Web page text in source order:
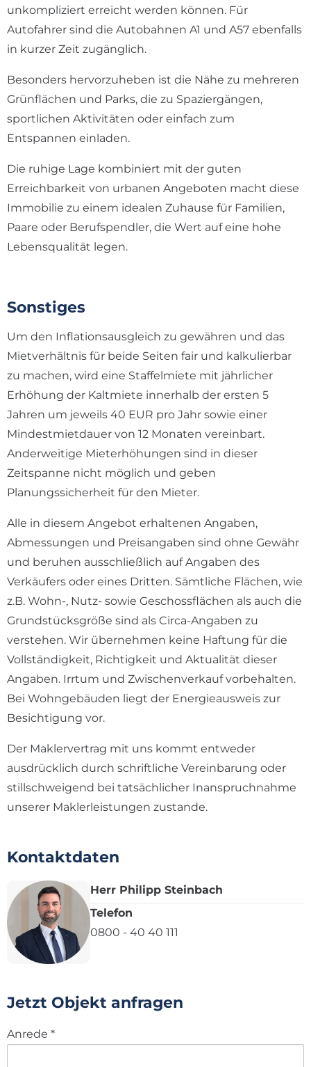
unkompliziert erreicht werden können. Für
Autofahrer sind die Autobahnen A1 und A57 ebenfalls
in kurzer Zeit zugänglich.
Besonders hervorzuheben ist die Nähe zu mehreren
Grünflächen und Parks, die zu Spaziergängen,
sportlichen Aktivitäten oder einfach zum
Entspannen einladen.
Die ruhige Lage kombiniert mit der guten
Erreichbarkeit von urbanen Angeboten macht diese
Immobilie zu einem idealen Zuhause für Familien,
Paare oder Berufspendler, die Wert auf eine hohe
Lebensqualität legen.
Sonstiges
Um den Inflationsausgleich zu gewähren und das
Mietverhältnis für beide Seiten fair und kalkulierbar
zu machen, wird eine Staffelmiete mit jährlicher
Erhöhung der Kaltmiete innerhalb der ersten 5
Jahren um jeweils 40 EUR pro Jahr sowie einer
Mindestmietdauer von 12 Monaten vereinbart.
Anderweitige Mieterhöhungen sind in dieser
Zeitspanne nicht möglich und geben
Planungssicherheit für den Mieter.
Alle in diesem Angebot erhaltenen Angaben,
Abmessungen und Preisangaben sind ohne Gewähr
und beruhen ausschließlich auf Angaben des
Verkäufers oder eines Dritten. Sämtliche Flächen, wie
z.B. Wohn-, Nutz- sowie Geschossflächen als auch die
Grundstücksgröße sind als Circa-Angaben zu
verstehen. Wir übernehmen keine Haftung für die
Vollständigkeit, Richtigkeit und Aktualität dieser
Angaben. Irrtum und Zwischenverkauf vorbehalten.
Bei Wohngebäuden liegt der Energieausweis zur
Besichtigung vor.
Der Maklervertrag mit uns kommt entweder
ausdrücklich durch schriftliche Vereinbarung oder
stillschweigend bei tatsächlicher Inanspruchnahme
unserer Maklerleistungen zustande.
Kontaktdaten
Herr Philipp Steinbach
Telefon
0800 - 40 40 111
Jetzt Objekt anfragen
Anrede *